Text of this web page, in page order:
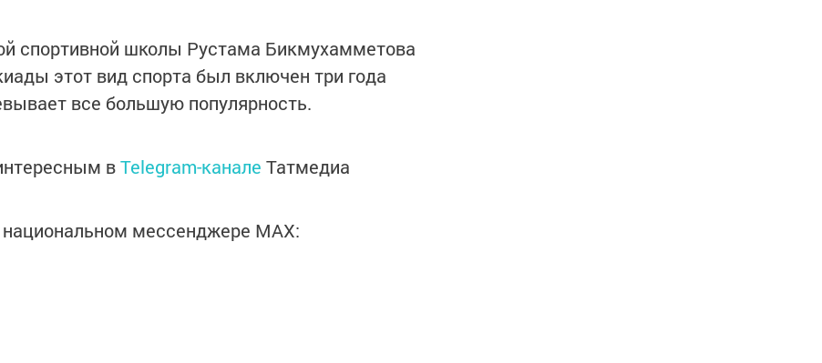
спортивной школы Рустама Бикмухамметова
этот вид спорта был включен три года
все большую популярность.
вTelegram-канале Татмедиа
национальном мессенджере MАХ: